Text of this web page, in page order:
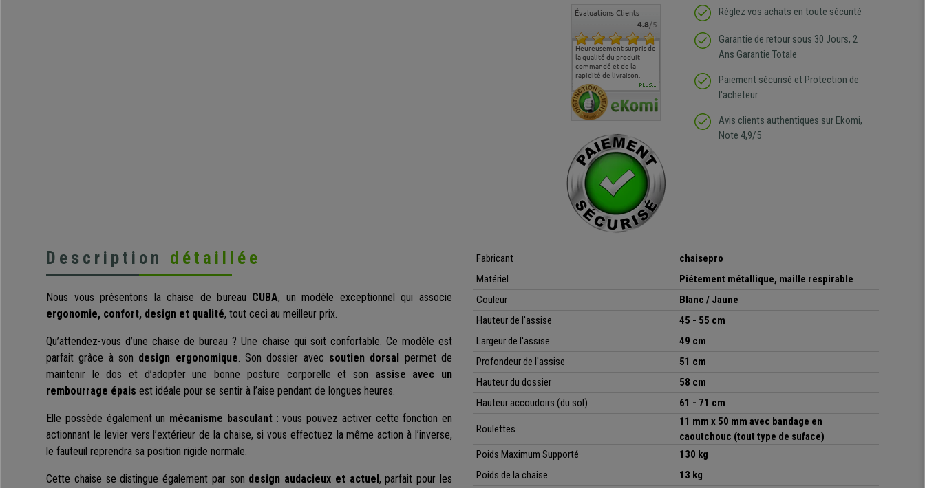
Évaluations Clients
4.8/5
Heureusement surpris de
la qualité du produit
commandé et de la
rapidité de livraison.
Siege confortable qui
J'ai pu comparer avec des
sièges que l'on trouve
dans les grandes surfaces
de l'aménagement et ne
regrette pas mon achat.
bien qu'ayant eu un
abîmé) tout a été mis en
oeuvre pour remplacer
ce produit et ce dans les
de belle qualité
PLUS...
Réglez vos achats en toute sécurité
Garantie de retour sous 30 Jours, 2
Ans Garantie Totale
Paiement sécurisé et Protection de
l'acheteur
Avis clients authentiques sur Ekomi,
Note 4,9/5
Description détaillée
Nous vous présentons la chaise de bureau CUBA, un modèle exceptionnel qui associe
ergonomie, confort, design et qualité, tout ceci au meilleur prix.
Qu’attendez-vous d’une chaise de bureau ? Une chaise qui soit confortable. Ce modèle est
parfait grâce à son design ergonomique. Son dossier avec soutien dorsal permet de
maintenir le dos et d’adopter une bonne posture corporelle et son assise avec un
rembourrage épais est idéale pour se sentir à l’aise pendant de longues heures.
Elle possède également un mécanisme basculant: vous pouvez activer cette fonction en
actionnant le levier vers l’extérieur de la chaise, si vous effectuez la même action à l’inverse,
le fauteuil reprendra sa position rigide normale.
Cette chaise se distingue également par son design audacieux et actuel, parfait pour les
Fabricant
chaisepro
Matériel
Piétement métallique, maille respirable
Couleur
Blanc / Jaune
Hauteur de l'assise
45 - 55 cm
Largeur de l'assise
49 cm
Profondeur de l'assise
51 cm
Hauteur du dossier
58 cm
Hauteur accoudoirs (du sol)
61 - 71 cm
Roulettes
11 mm x 50 mm avec bandage en
caoutchouc (tout type de suface)
Poids Maximum Supporté
130 kg
Poids de la chaise
13 kg